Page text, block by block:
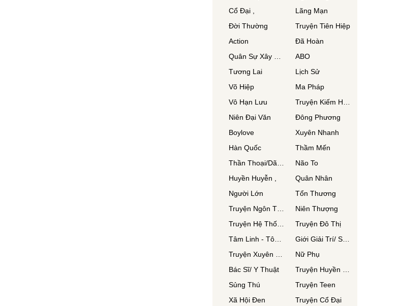
Cổ Đại ,
Lãng Mạn
Đời Thường
Truyện Tiên Hiệp
Action
Đã Hoàn
ABO
Tương Lai
Lịch Sử
Võ Hiệp
Ma Pháp
Vô Hạn Lưu
Niên Đại Văn
Đông Phương
Boylove
Xuyên Nhanh
Hàn Quốc
Thầm Mến
Não To
Huyền Huyễn ,
Quân Nhân
Người Lớn
Tổn Thương
Niên Thượng
Truyện Đô Thị
Giới Giải Trí/ Showbiz
Nữ Phụ
Bác Sĩ/ Y Thuật
Sủng Thú
Truyện Teen
Xã Hội Đen
Truyện Cổ Đại